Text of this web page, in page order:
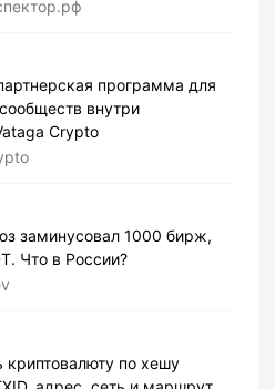
программа для
внутри
Crypto
заминусовал 1000 бирж,
Что в России?
криптовалюту по хешу